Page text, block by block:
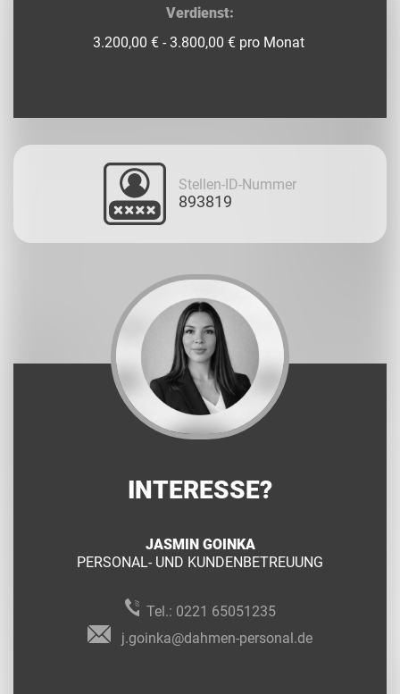
Verdienst:
3.200,00 € - 3.800,00 € pro Monat
Stellen-ID-Nummer
893819
INTERESSE?
JASMIN GOINKA
PERSONAL- UND KUNDENBETREUUNG
Tel.: 0221 65051235
j.goinka@dahmen-personal.de